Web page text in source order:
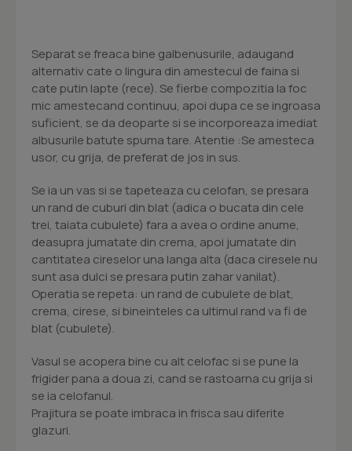
Separat se freaca bine galbenusurile, adaugand
alternativ cate o lingura din amestecul de faina si
cate putin lapte (rece). Se fierbe compozitia la foc
mic amestecand continuu, apoi dupa ce se ingroasa
suficient, se da deoparte si se incorporeaza imediat
albusurile batute spuma tare. Atentie :Se amesteca
usor, cu grija, de preferat de jos in sus.
Se ia un vas si se tapeteaza cu celofan, se presara
un rand de cuburi din blat (adica o bucata din cele
trei, taiata cubulete) fara a avea o ordine anume,
deasupra jumatate din crema, apoi jumatate din
cantitatea cireselor una langa alta (daca ciresele nu
sunt asa dulci se presara putin zahar vanilat).
Operatia se repeta: un rand de cubulete de blat,
crema, cirese, si bineinteles ca ultimul rand va fi de
blat (cubulete).
Vasul se acopera bine cu alt celofac si se pune la
frigider pana a doua zi, cand se rastoarna cu grija si
se ia celofanul.
Prajitura se poate imbraca in frisca sau diferite
glazuri.